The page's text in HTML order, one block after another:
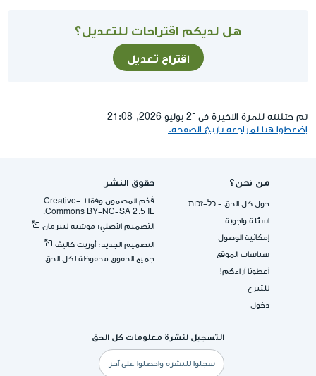
هل لديكم اقتراحات للتعديل؟
اقتراح تعديل
تم حتلنته للمرة الاخيرة في ־2 يوليو 2026, 21:08
إضغطوا هنا لمراجعة تاريخ الصفحة.
من نحن؟
حول كل الحق - כל-זכות
اسئلة واجوبة
إمكانية الوصول
سياسات الموقع
أعطونا آراءكم!
للتبرع
دخول
حقوق النشر
قُدِّم المضمون وفقا لـ -Creative
Commons BY-NC-SA 2.5 IL.
التصميم الأصلي: موشيه ليبرمان
التصميم الجديد: أوريت كاليڤ
جميع الحقوق محفوظة لكل الحق
التسجيل لنشرة معلومات كل الحق
البريد
الإلكتروني